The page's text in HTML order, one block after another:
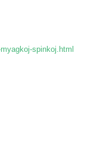
spinkoj.html